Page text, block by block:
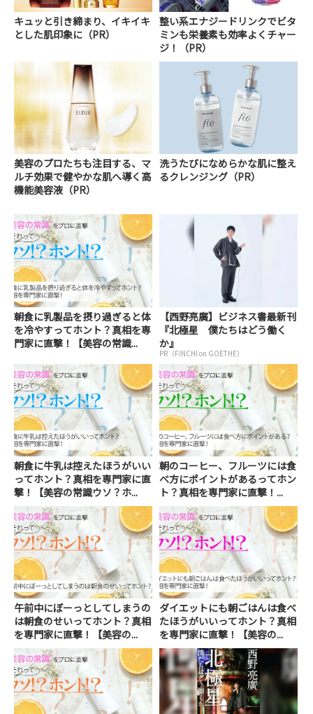
キュッと引き締まり、イキイキ
とした肌印象に（PR）
整い系エナジードリンクでビタ
ミンも栄養素も効率よくチャー
ジ！（PR）
美容のプロたちも注目する、マ
ルチ効果で健やかな肌へ導く高
機能美容液（PR）
洗うたびになめらかな肌に整え
るクレンジング（PR）
朝食に乳製品を摂り過ぎると体
を冷やすってホント？真相を専
門家に直撃！【美容の常識...
【西野亮廣】ビジネス書最新刊
『北極星 僕たちはどう働く
か』
PR（FINCHI on GOETHE）
朝食に牛乳は控えたほうがいい
ってホント？真相を専門家に直
撃！【美容の常識ウソ？ホ...
朝のコーヒー、フルーツには食
べ方にポイントがあるってホン
ト？真相を専門家に直撃！...
午前中にぼーっとしてしまうの
は朝食のせいってホント？真相
を専門家に直撃！【美容の...
ダイエットにも朝ごはんは食べ
たほうがいいってホント？真相
を専門家に直撃！【美容の...